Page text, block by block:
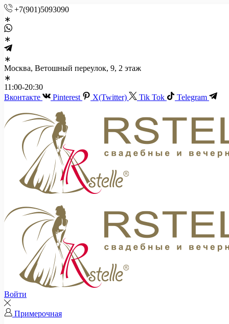
+7(901)5093090
Москва, Ветошный переулок, 9, 2 этаж
11:00-20:30
Вконтакте
Pinterest X(Twitter) Tik Tok Telegram
Войти
Примерочная